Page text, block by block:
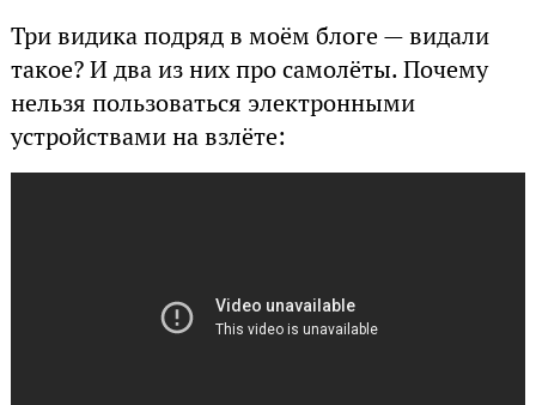
Три видика подряд в моём блоге — видали
такое? И два из них про самолёты. Почему
нельзя пользоваться электронными
устройствами на взлёте: